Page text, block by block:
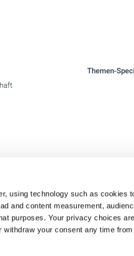
using technology such as cookies
and content measurement,
purposes. Your privacy choices
your consent any time
Themen-